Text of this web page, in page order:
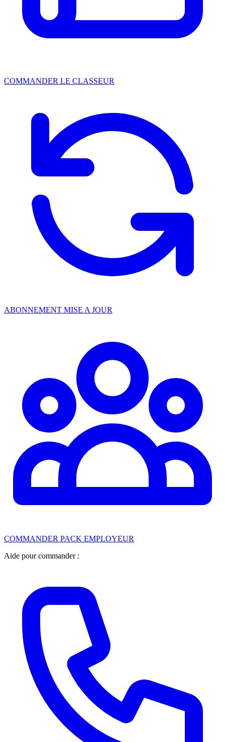
COMMANDER LE CLASSEUR
ABONNEMENT MISE A JOUR
COMMANDER PACK EMPLOYEUR
Aide pour commander :